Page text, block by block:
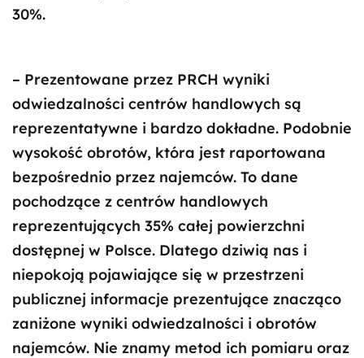
30%.
– Prezentowane przez PRCH wyniki
odwiedzalności centrów handlowych są
reprezentatywne i bardzo dokładne. Podobnie
wysokość obrotów, która jest raportowana
bezpośrednio przez najemców. To dane
pochodzące z centrów handlowych
reprezentujących 35% całej powierzchni
dostępnej w Polsce. Dlatego dziwią nas i
niepokoją pojawiające się w przestrzeni
publicznej informacje prezentujące znacząco
zaniżone wyniki odwiedzalności i obrotów
najemców. Nie znamy metod ich pomiaru oraz